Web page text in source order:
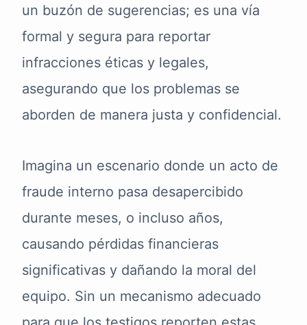
un buzón de sugerencias; es una vía
formal y segura para reportar
infracciones éticas y legales,
asegurando que los problemas se
aborden de manera justa y confidencial.
Imagina un escenario donde un acto de
fraude interno pasa desapercibido
durante meses, o incluso años,
causando pérdidas financieras
significativas y dañando la moral del
equipo. Sin un mecanismo adecuado